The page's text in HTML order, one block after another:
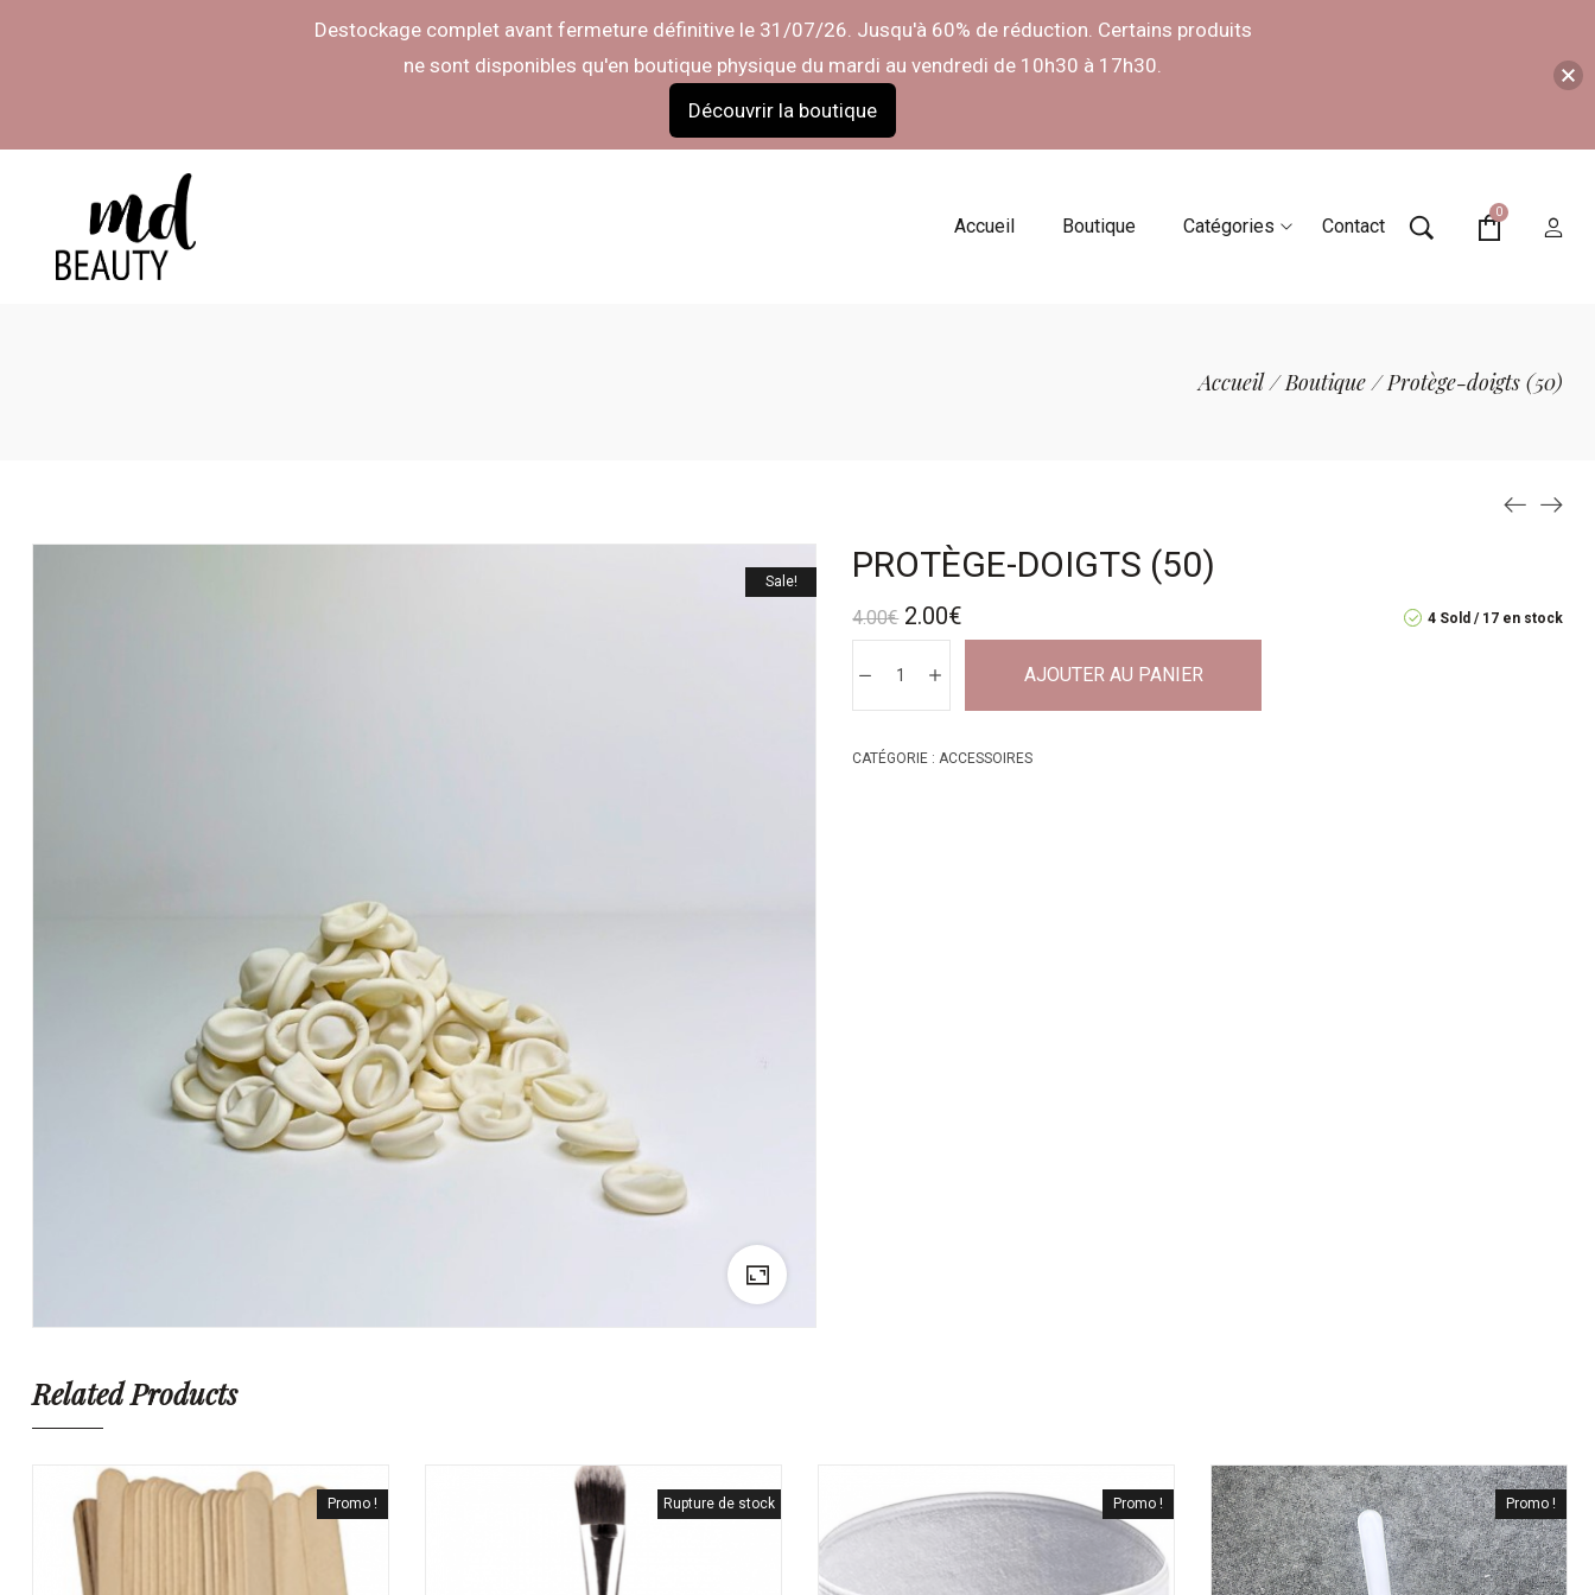
Accueil Boutique Catégories Contact
0
Accueil / Boutique / Protège-doigts (50)
Sale! PROTÈGE-DOIGTS (50)
4 Sold 17 en stock
4.00€ 2.00€
AJOUTER AU PANIER
CATÉGORIE :ACCESSOIRES
Related Products
Promo ! Rupture de stock Promo ! Promo !
Destockage complet avant fermeture définitive le 31/07/26. Jusqu'à 60% de réduction. Certains produits
ne sont disponibles qu'en boutique physique du mardi au vendredi de 10h30 à 17h30.
Découvrir la boutique